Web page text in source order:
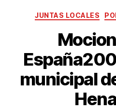
JUNTAS LOCALES
municipal